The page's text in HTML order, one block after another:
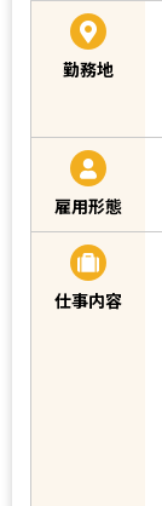
勤務地
雇用形態
仕事内容